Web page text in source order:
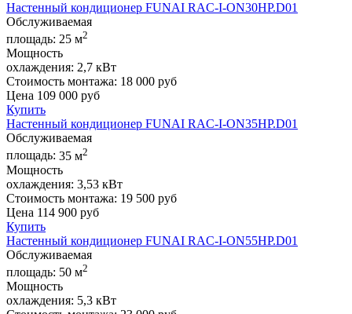
Настенный кондиционер FUNAI RAC-I-ON30HP.D01
Обслуживаемая
площадь: 25 м2
Мощность
охлаждения: 2,7 кВт
Стоимость монтажа: 18 000 руб
Цена 109 000 руб
Купить
Настенный кондиционер FUNAI RAC-I-ON35HP.D01
Обслуживаемая
площадь: 35 м2
Мощность
охлаждения: 3,53 кВт
Стоимость монтажа: 19 500 руб
Цена 114 900 руб
Купить
Настенный кондиционер FUNAI RAC-I-ON55HP.D01
Обслуживаемая
площадь: 50 м2
Мощность
охлаждения: 5,3 кВт